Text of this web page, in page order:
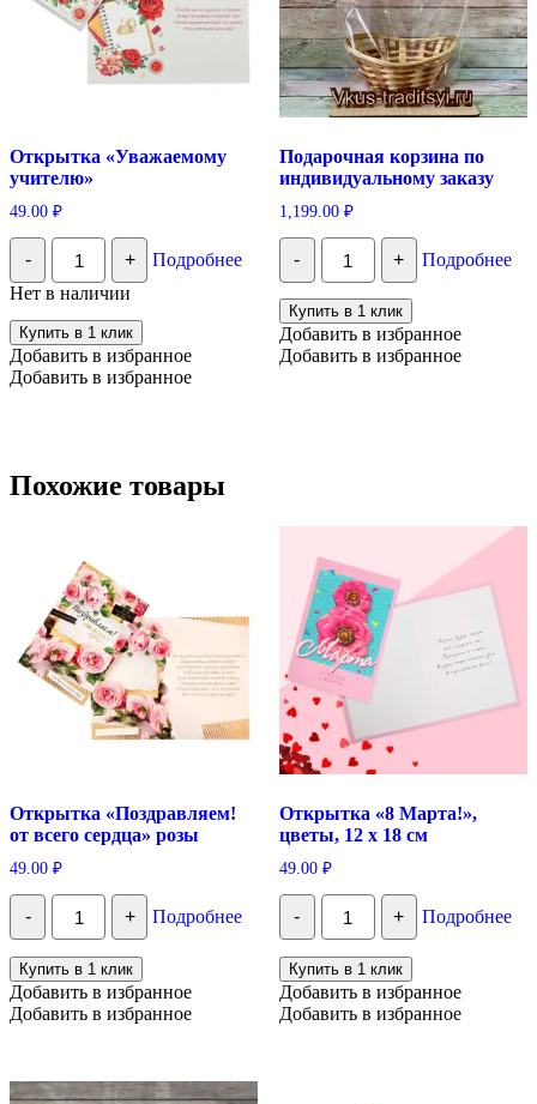
Открытка «Уважаемому
учителю»
49.00 ₽
-
Количество
Открытка
"Уважаемому
учителю"
+
Подробнее
Нет в наличии
Купить в 1 клик
Добавить в избранное
Добавить в избранное
Подарочная корзина по
индивидуальному заказу
1,199.00 ₽
-
Количество
Подарочная
корзина
по
индивидуальному
заказу
+ Подробнее
Купить в 1 клик
Добавить в избранное
Добавить в избранное
Похожие товары
Открытка «Поздравляем!
от всего сердца» розы
49.00 ₽
-
Количество
Открытка
"Поздравляем!
от
всего
сердца"
розы
+ Подробнее
Купить в 1 клик
Добавить в избранное
Добавить в избранное
Открытка «8 Марта!»,
цветы, 12 х 18 см
49.00 ₽
-
Количество
Открытка
«8
Марта!»,
цветы,
12
х
+ Подробнее
Купить в 1 клик
Добавить в избранное
Добавить в избранное